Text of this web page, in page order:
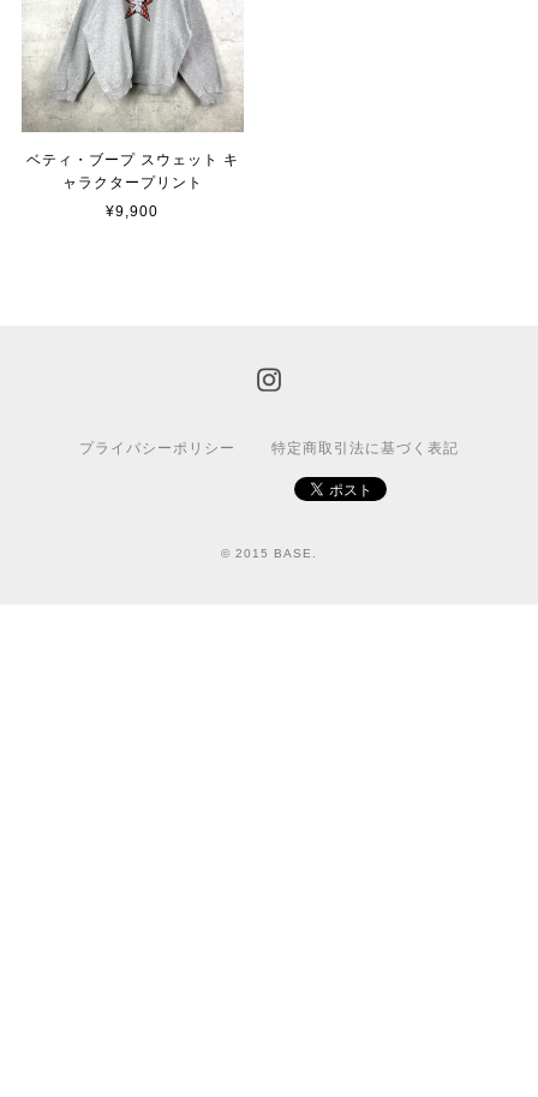
ベティ・ブープ スウェット キ
ャラクタープリント
¥9,900
プライバシーポリシー 特定商取引法に基づく表記
© 2015 BASE.